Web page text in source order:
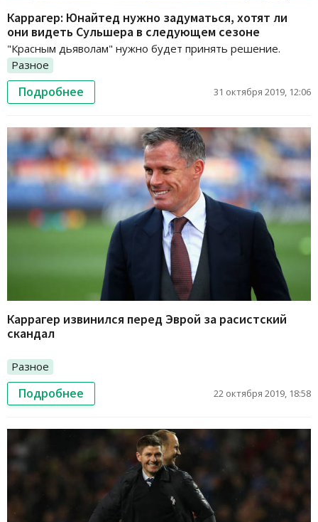
Каррагер: Юнайтед нужно задуматься, хотят ли
они видеть Сульшера в следующем сезоне
"Красным дьяволам" нужно будет принять решение.
Разное
Подробнее 31 октября 2019, 12:06
Каррагер извинился перед Эврой за расистский
скандал
Разное
Подробнее 22 октября 2019, 18:58